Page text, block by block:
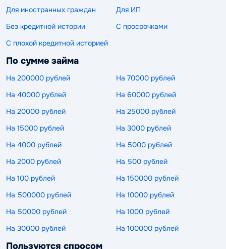
Для иностранных граждан
Для ИП
Без кредитной истории
С просрочками
С плохой кредитной историей
По сумме займа
На 200000 рублей
На 70000 рублей
На 40000 рублей
На 60000 рублей
На 20000 рублей
На 25000 рублей
На 15000 рублей
На 3000 рублей
На 4000 рублей
На 5000 рублей
На 2000 рублей
На 500 рублей
На 100 рублей
На 150000 рублей
На 500000 рублей
На 10000 рублей
На 50000 рублей
На 1000 рублей
На 30000 рублей
На 100000 рублей
Пользуются спросом